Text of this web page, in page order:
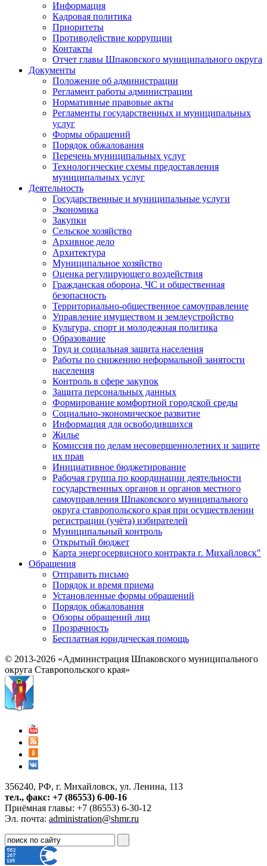
Информация
Кадровая политика
Приоритеты
Противодействие коррупции
Контакты
Отчет главы Шпаковского муниципального округа
Документы
Положение об администрации
Регламент работы администрации
Нормативные правовые акты
Регламенты государственных и муниципальных
услуг
Формы обращений
Порядок обжалования
Перечень муниципальных услуг
Технологические схемы предоставления
муниципальных услуг
Деятельность
Государственные и муниципальные услуги
Экономика
Закупки
Сельское хозяйство
Архивное дело
Архитектура
Муниципальное хозяйство
Оценка регулирующего воздействия
Гражданская оборона, ЧС и общественная
безопасность
Территориально-общественное самоуправление
Управление имуществом и землеустройство
Культура, спорт и молодежная политика
Образование
Труд и социальная защита населения
Работы по снижению неформальной занятости
населения
Контроль в сфере закупок
Защита персональных данных
Формирование комфортной городской среды
Социально-экономическое развитие
Информация для освободившихся
Жилье
Комиссия по делам несовершеннолетних и защите
их прав
Инициативное бюджетирование
Рабочая группа по координации деятельности
государственных органов и органов местного
самоуправления Шпаковского муниципального
округа ставропольского края при осуществлении
регистрации (учёта) избирателей
Муниципальный контроль
Открытый бюджет
Карта энергосервисного контракта г. Михайловск"
Обращения
Отправить письмо
Порядок и время приема
Установленные формы обращений
Порядок обжалования
Обзоры обращений лиц
Прозрачность
Бесплатная юридическая помощь
© 2013-2026 «Администрация Шпаковского муниципального
округа Ставропольского края»
356240, РФ, г. Михайловск, ул. Ленина, 113
тел., факс: +7 (86553) 6-00-16
Приёмная главы: +7 (86553) 6-30-12
Эл. почта: administration@shmr.ru